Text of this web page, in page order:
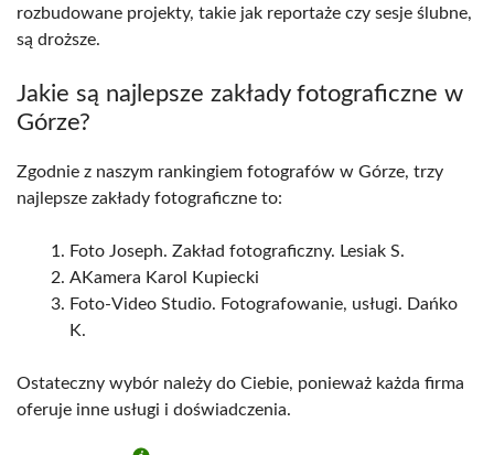
rozbudowane projekty, takie jak reportaże czy sesje ślubne,
są droższe.
Jakie są najlepsze zakłady fotograficzne w
Górze?
Zgodnie z naszym rankingiem fotografów w Górze, trzy
najlepsze zakłady fotograficzne to:
Foto Joseph. Zakład fotograficzny. Lesiak S.
AKamera Karol Kupiecki
Foto-Video Studio. Fotografowanie, usługi. Dańko
K.
Ostateczny wybór należy do Ciebie, ponieważ każda firma
oferuje inne usługi i doświadczenia.